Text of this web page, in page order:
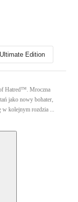
Ultimate Edition
Hatred™. Mroczna
jako nowy bohater,
w kolejnym rozdzia ...